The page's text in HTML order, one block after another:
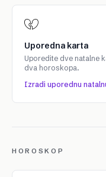
Uporedna karta
Uporedite dve natalne
dva horoskopa.
Izradi uporednu
HOROSKOP